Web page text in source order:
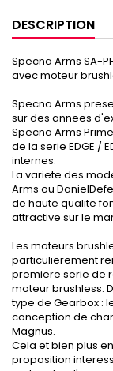
DESCRIPTION
Specna Arms SA-
avec moteur
Specna Arms
sur des annees
Specna Arms
de la serie EDGE /
internes.
La variete des
Arms ou
de haute qualite
attractive sur le
Les moteurs
particulierement
premiere serie de
moteur brushless.
type de Gearbox :
conception de
Magnus.
Cela et bien plus
proposition